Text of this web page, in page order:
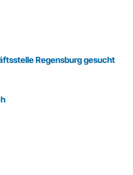
Regensburg gesucht